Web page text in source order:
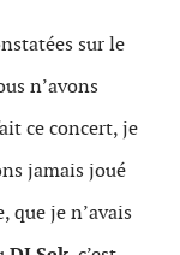
sur le
n’avons
ce concert, je
jamais joué
que je n’avais